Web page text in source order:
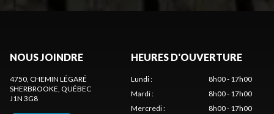
NOUS JOINDRE
4750, CHEMIN LÉGARÉ
SHERBROOKE, QUÉBEC
J1N 3G8
HEURES D'OUVERTURE
Lundi:
8h00 - 17h00
Mardi:
8h00 - 17h00
Mercredi:
8h00 - 17h00